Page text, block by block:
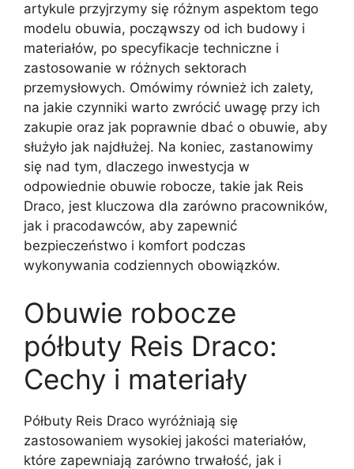
artykule przyjrzymy się różnym aspektom tego
modelu obuwia, począwszy od ich budowy i
materiałów, po specyfikacje techniczne i
zastosowanie w różnych sektorach
przemysłowych. Omówimy również ich zalety,
na jakie czynniki warto zwrócić uwagę przy ich
zakupie oraz jak poprawnie dbać o obuwie, aby
służyło jak najdłużej. Na koniec, zastanowimy
się nad tym, dlaczego inwestycja w
odpowiednie obuwie robocze, takie jak Reis
Draco, jest kluczowa dla zarówno pracowników,
jak i pracodawców, aby zapewnić
bezpieczeństwo i komfort podczas
wykonywania codziennych obowiązków.
Obuwie robocze
półbuty Reis Draco:
Cechy i materiały
Półbuty Reis Draco wyróżniają się
zastosowaniem wysokiej jakości materiałów,
które zapewniają zarówno trwałość, jak i